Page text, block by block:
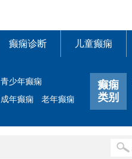
癫痫诊断 儿童癫痫
青少年癫痫
成年癫痫 老年癫痫
癫痫
类别